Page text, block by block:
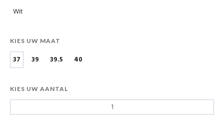
Wit
KIES UW MAAT
37 39 39.5 40
KIES UW AANTAL